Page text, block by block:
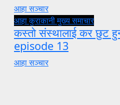
आहा सञ्चार
आहा कुराकानीमुख्य समाचार
कस्तो संस्थालाई कर छुट
episode 13
आहा सञ्चार